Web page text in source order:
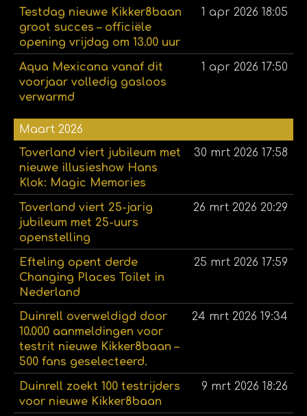
Testdag nieuwe Kikker8baan
groot succes – officiële
opening vrijdag om 13.00 uur
1 apr 2026 18:05
Aqua Mexicana vanaf dit
voorjaar volledig gasloos
verwarmd
1 apr 2026 17:50
Maart 2026
Toverland viert jubileum met
nieuwe illusieshow Hans
Klok: Magic Memories
30 mrt 2026 17:58
Toverland viert 25-jarig
jubileum met 25-uurs
openstelling
26 mrt 2026 20:29
Efteling opent derde
Changing Places Toilet in
Nederland
25 mrt 2026 17:59
Duinrell overweldigd door
10.000 aanmeldingen voor
testrit nieuwe Kikker8baan –
500 fans geselecteerd.
24 mrt 2026 19:34
Duinrell zoekt 100 testrijders
voor nieuwe Kikker8baan
9 mrt 2026 18:26